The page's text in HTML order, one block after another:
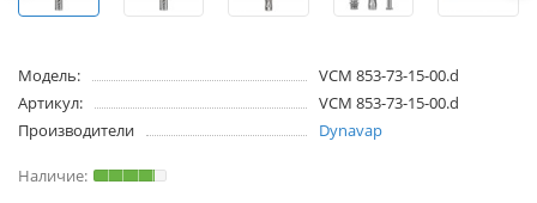
Модель:
VCM 853-73-15-00.d
Артикул:
VCM 853-73-15-00.d
Производители
Dynavap